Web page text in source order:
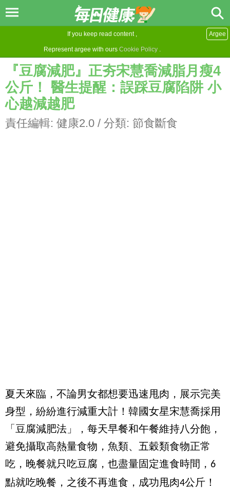
If you keep read content ,
Represent argee with ours Cookie Policy .
Argee
『豆腐減肥』正夯宋慧喬減脂月瘦4
公斤！ 醫生提醒：誤踩豆腐陷阱 小
心越減越肥
責任編輯: 健康2.0 / 分類: 節食斷食
夏天來臨，不論男女都想要迅速甩肉，展示完美
身型，紛紛進行減重大計！韓國女星宋慧喬採用
「豆腐減肥法」，每天早餐和午餐維持八分飽，
避免攝取高熱量食物，魚類、五穀類食物正常
吃，晚餐就只吃豆腐，也盡量固定進食時間， 6
點就吃晚餐，之後不再進食，成功甩肉4公斤！